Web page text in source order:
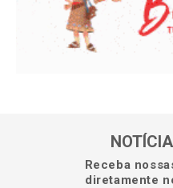
Receba
diretamente